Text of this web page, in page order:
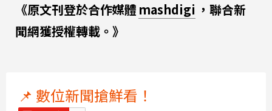
《原文刊登於合作媒體 mashdigi ，聯合新
聞網獲授權轉載。》
📌 數位新聞搶鮮看！